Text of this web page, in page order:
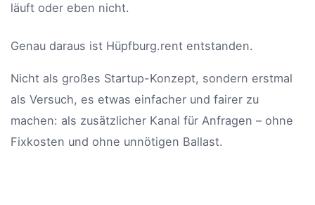
läuft oder eben nicht.
Genau daraus ist Hüpfburg.rent entstanden.
Nicht als großes Startup-Konzept, sondern erstmal
als Versuch, es etwas einfacher und fairer zu
machen: als zusätzlicher Kanal für Anfragen – ohne
Fixkosten und ohne unnötigen Ballast.